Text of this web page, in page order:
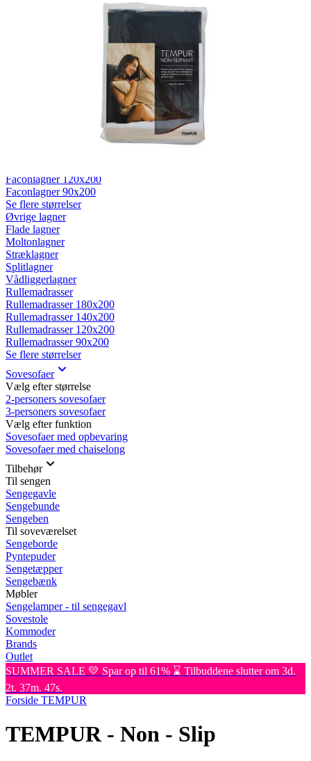
Faconlagner 120x200
Faconlagner 90x200
Se flere størrelser
Øvrige lagner
Flade lagner
Moltonlagner
Stræklagner
Splitlagner
Vådliggerlagner
Rullemadrasser
Rullemadrasser 180x200
Rullemadrasser 140x200
Rullemadrasser 120x200
Rullemadrasser 90x200
Se flere størrelser
Sovesofaer
Vælg efter størrelse
2-personers sovesofaer
3-personers sovesofaer
Vælg efter funktion
Sovesofaer med opbevaring
Sovesofaer med chaiselong
Tilbehør
Til sengen
Sengegavle
Sengebunde
Sengeben
Til soveværelset
Sengeborde
Pyntepuder
Sengetæpper
Sengebænk
Møbler
Sengelamper - til sengegavl
Sovestole
Kommoder
Brands
Outlet
SUMMER SALE 💛 Spar op til 61% ⌛ Tilbuddene slutter om 3d.
2t. 37m. 47s.
Forside TEMPUR
TEMPUR - Non - Slip